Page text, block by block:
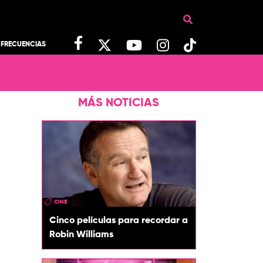
FRECUENCIAS
MÁS NOTICIAS
CINE
Cinco películas para recordar a
Robin Williams